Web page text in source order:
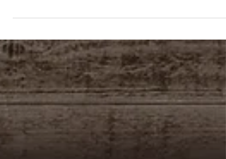
業務為不銹鋼材、鋁材之買賣、表面加工及
切。...